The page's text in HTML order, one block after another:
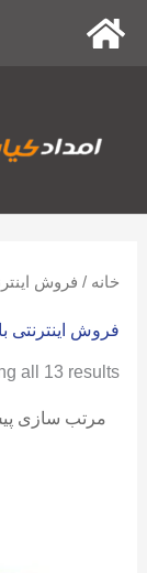
پرش
خانه / فروش
فروش اینترنتی
all 13 results